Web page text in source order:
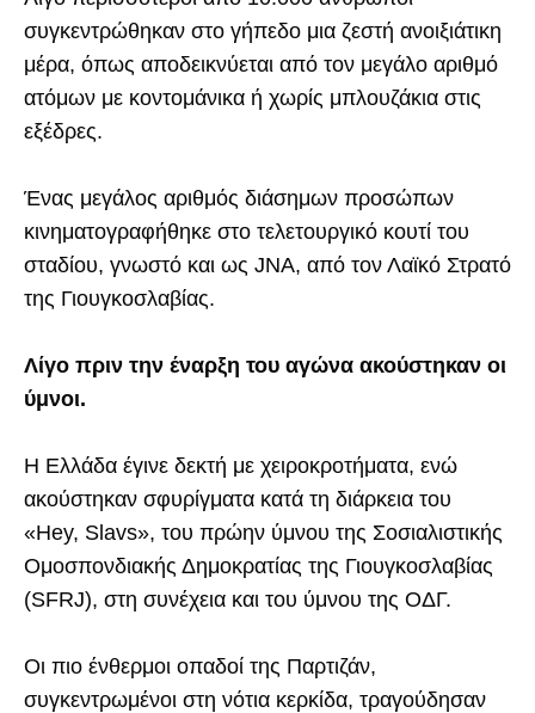
συγκεντρώθηκαν στο γήπεδο μια ζεστή ανοιξιάτικη
μέρα, όπως αποδεικνύεται από τον μεγάλο αριθμό
ατόμων με κοντομάνικα ή χωρίς μπλουζάκια στις
εξέδρες.
Ένας μεγάλος αριθμός διάσημων προσώπων
κινηματογραφήθηκε στο τελετουργικό κουτί του
σταδίου, γνωστό και ως JNA, από τον Λαϊκό Στρατό
της Γιουγκοσλαβίας.
Λίγο πριν την έναρξη του αγώνα ακούστηκαν οι
ύμνοι.
Η Ελλάδα έγινε δεκτή με χειροκροτήματα, ενώ
ακούστηκαν σφυρίγματα κατά τη διάρκεια του
«Hey, Slavs», του πρώην ύμνου της Σοσιαλιστικής
Ομοσπονδιακής Δημοκρατίας της Γιουγκοσλαβίας
(SFRJ), στη συνέχεια και του ύμνου της ΟΔΓ.
Οι πιο ένθερμοι οπαδοί της Παρτιζάν,
συγκεντρωμένοι στη νότια κερκίδα, τραγούδησαν